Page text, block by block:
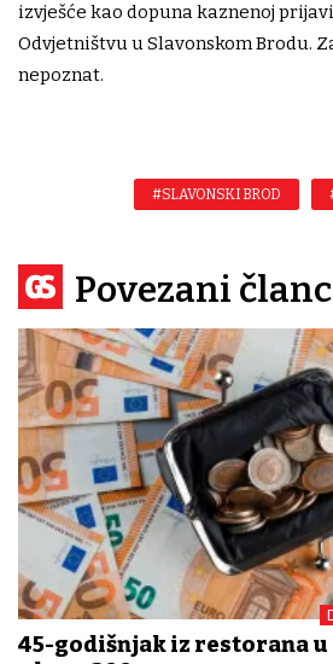
izvješće kao dopuna kaznenoj
Odvjetništvu u Slavonskom Brodu.
nepoznat.
#SLAVONSKI BROD
Povezani
45-godišnjak iz restorana